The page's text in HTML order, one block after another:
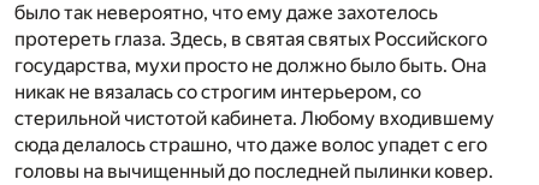
было так невероятно, что ему даже захотелось
протереть глаза. Здесь, в святая святых Российского
государства, мухи просто не должно было быть. Она
никак не вязалась со строгим интерьером, со
стерильной чистотой кабинета. Любому входившему
сюда делалось страшно, что даже волос упадет с его
головы на вычищенный до последней пылинки ковер.